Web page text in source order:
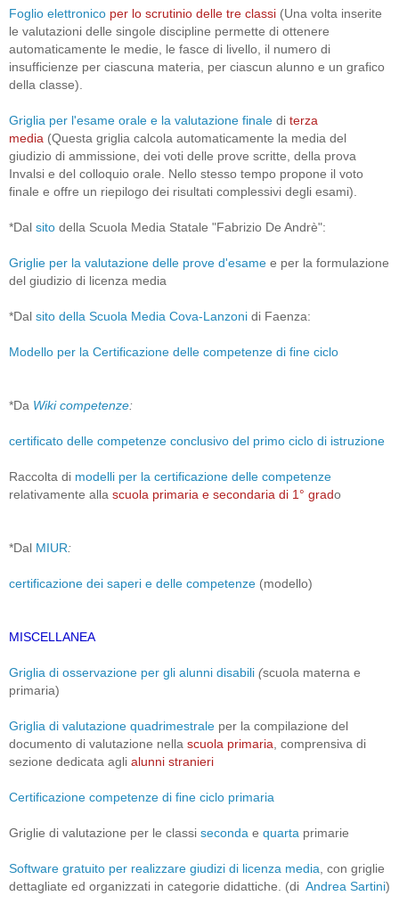
Foglio elettronico per lo scrutinio delle tre classi (Una volta inserite
le valutazioni delle singole discipline permette di ottenere
automaticamente le medie, le fasce di livello, il numero di
insufficienze per ciascuna materia, per ciascun alunno e un grafico
della classe).
Griglia per l'esame orale e la valutazione finale di terza
media (Questa griglia calcola automaticamente la media del
giudizio di ammissione, dei voti delle prove scritte, della prova
Invalsi e del colloquio orale. Nello stesso tempo propone il voto
finale e offre un riepilogo dei risultati complessivi degli esami).
*Dal sito della Scuola Media Statale "Fabrizio De Andrè":
Griglie per la valutazione delle prove d'esame e per la formulazione
del giudizio di licenza media
*Dal sito della Scuola Media Cova-Lanzoni di Faenza:
Modello per la Certificazione delle competenze di fine ciclo
*Da Wiki competenze:
certificato delle competenze conclusivo del primo ciclo di istruzione
Raccolta di modelli per la certificazione delle competenze
relativamente alla scuola primaria e secondaria di 1° grado
*Dal MIUR:
certificazione dei saperi e delle competenze (modello)
MISCELLANEA
Griglia di osservazione per gli alunni disabili (scuola materna e
primaria)
Griglia di valutazione quadrimestrale per la compilazione del
documento di valutazione nella scuola primaria , comprensiva di
sezione dedicata agli alunni stranieri
Certificazione competenze di fine ciclo primaria
Griglie di valutazione per le classi seconda e quarta primarie
Software gratuito per realizzare giudizi di licenza media , con griglie
dettagliate ed organizzati in categorie didattiche. (di Andrea Sartini)